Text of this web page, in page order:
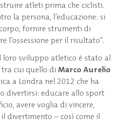
atleti prima che ciclisti.
la persona, l’educazione: si
fornire strumenti di
l’ossessione per il risultato”.
loro sviluppo atletico è stato al
cui quello di Marco Aurelio
a Londra nel 2012 che ha
divertirsi: educare allo sport
avere voglia di vincere,
divertimento – così come il